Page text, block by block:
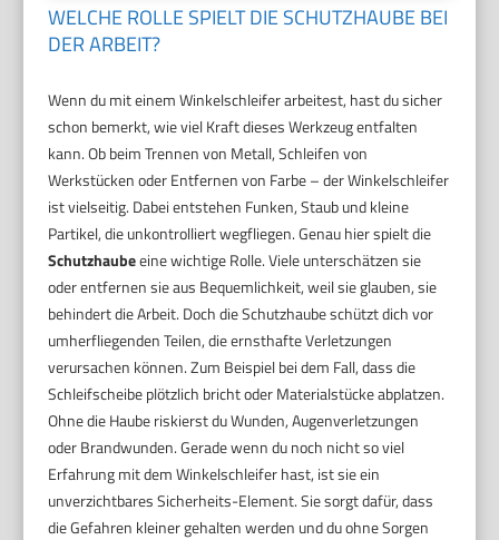
WELCHE ROLLE SPIELT DIE SCHUTZHAUBE BEI
DER ARBEIT?
Wenn du mit einem Winkelschleifer arbeitest, hast du sicher
schon bemerkt, wie viel Kraft dieses Werkzeug entfalten
kann. Ob beim Trennen von Metall, Schleifen von
Werkstücken oder Entfernen von Farbe – der Winkelschleifer
ist vielseitig. Dabei entstehen Funken, Staub und kleine
Partikel, die unkontrolliert wegfliegen. Genau hier spielt die
Schutzhaubeeine wichtige Rolle. Viele unterschätzen sie
oder entfernen sie aus Bequemlichkeit, weil sie glauben, sie
behindert die Arbeit. Doch die Schutzhaube schützt dich vor
umherfliegenden Teilen, die ernsthafte Verletzungen
verursachen können. Zum Beispiel bei dem Fall, dass die
Schleifscheibe plötzlich bricht oder Materialstücke abplatzen.
Ohne die Haube riskierst du Wunden, Augenverletzungen
oder Brandwunden. Gerade wenn du noch nicht so viel
Erfahrung mit dem Winkelschleifer hast, ist sie ein
unverzichtbares Sicherheits-Element. Sie sorgt dafür, dass
die Gefahren kleiner gehalten werden und du ohne Sorgen